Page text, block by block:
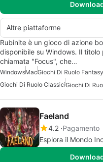
Altre piattaforme
Rubinite è un gioco di azione
disponibile su Windows. Il
chiamata "Focus", che…
WindowsMacGiochi Di Ruolo Fantasy
Giochi Di Ruolo ClassiciGiochi Di
Faeland
4.2 Pagamento
Esplora il Mondo